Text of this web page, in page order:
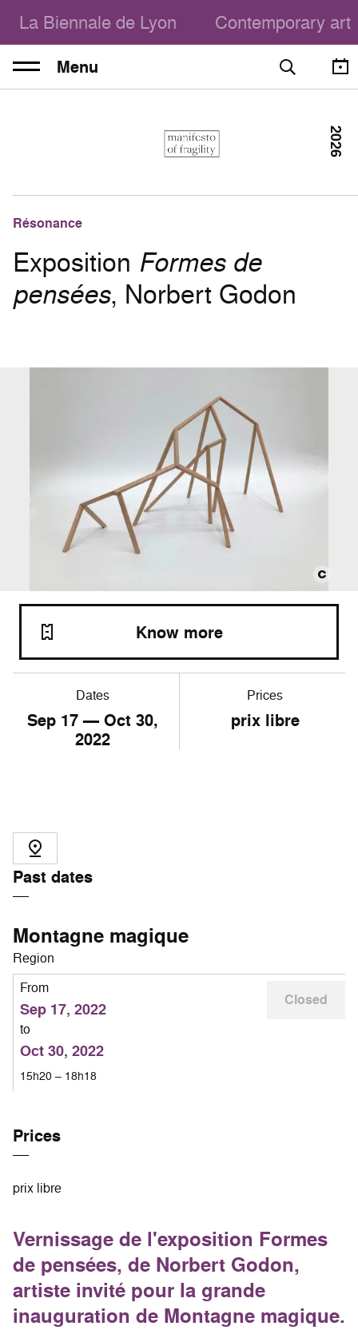
La Biennale de Lyon Contemporary art
Menu
Résonance
Exposition Formes de
pensées, Norbert Godon
2026
Dates
Sep 17— Oct30,
2022
Prices
prix libre
Know more
Past dates
Montagne magique
Region
From
Sep 17, 2022
to
Oct 30, 2022
15h20 – 18h18
Closed
Prices
prix libre
Vernissage de l'exposition Formes
de pensées, de Norbert Godon,
artiste invité pour la grande
inauguration de Montagne magique.